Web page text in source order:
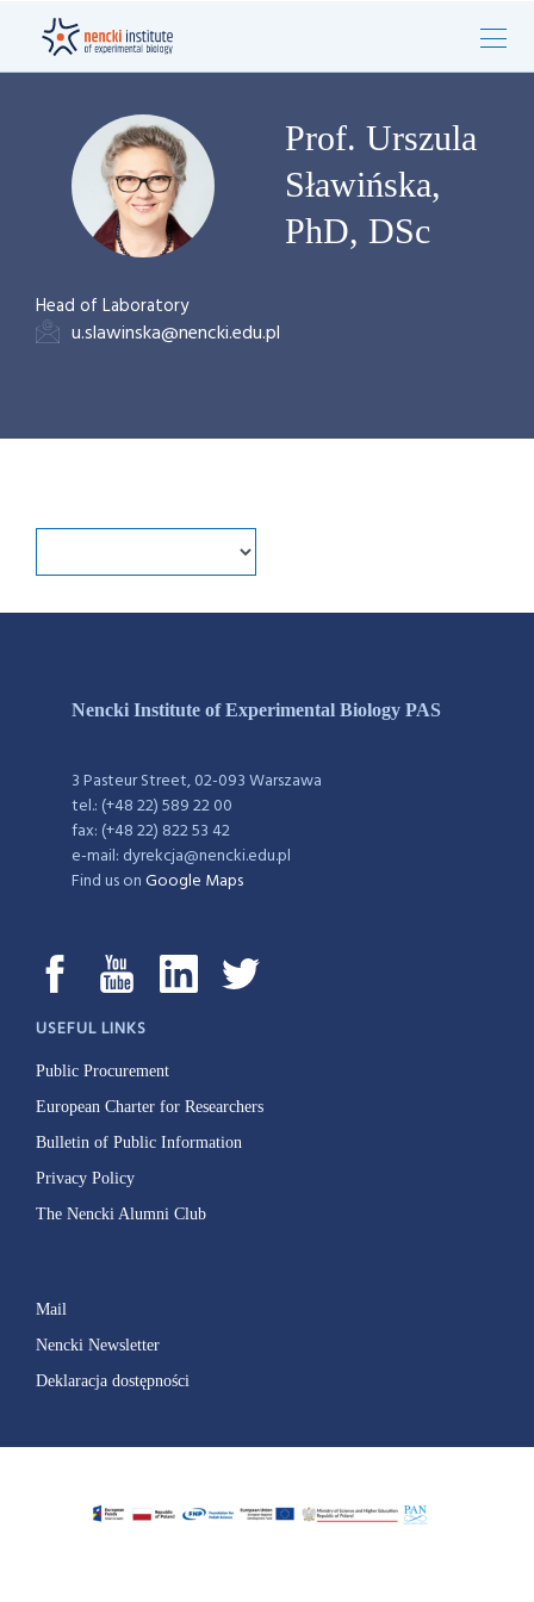
Prof. Urszula
Sławińska,
PhD, DSc
Head of Laboratory
u.slawinska@nencki.edu.pl
Nencki Institute of Experimental Biology PAS
3 Pasteur Street, 02-093 Warszawa
tel.: (+48 22) 589 22 00
fax: (+48 22) 822 53 42
e-mail: dyrekcja@nencki.edu.pl
Find us onGoogle Maps
USEFUL LINKS
Public Procurement
European Charter for Researchers
Bulletin of Public Information
Privacy Policy
The Nencki Alumni Club
Mail
Nencki Newsletter
Deklaracja dostępności